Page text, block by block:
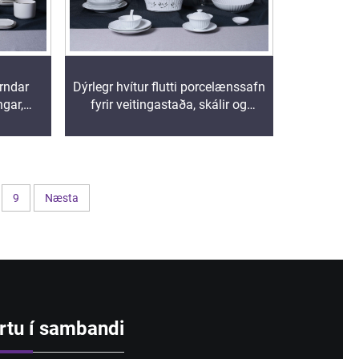
Dýrlegr hvítur flutti porcelænssafn
fyrir veitingastaða, skálir og
veitingar
9 Næsta
í sambandi